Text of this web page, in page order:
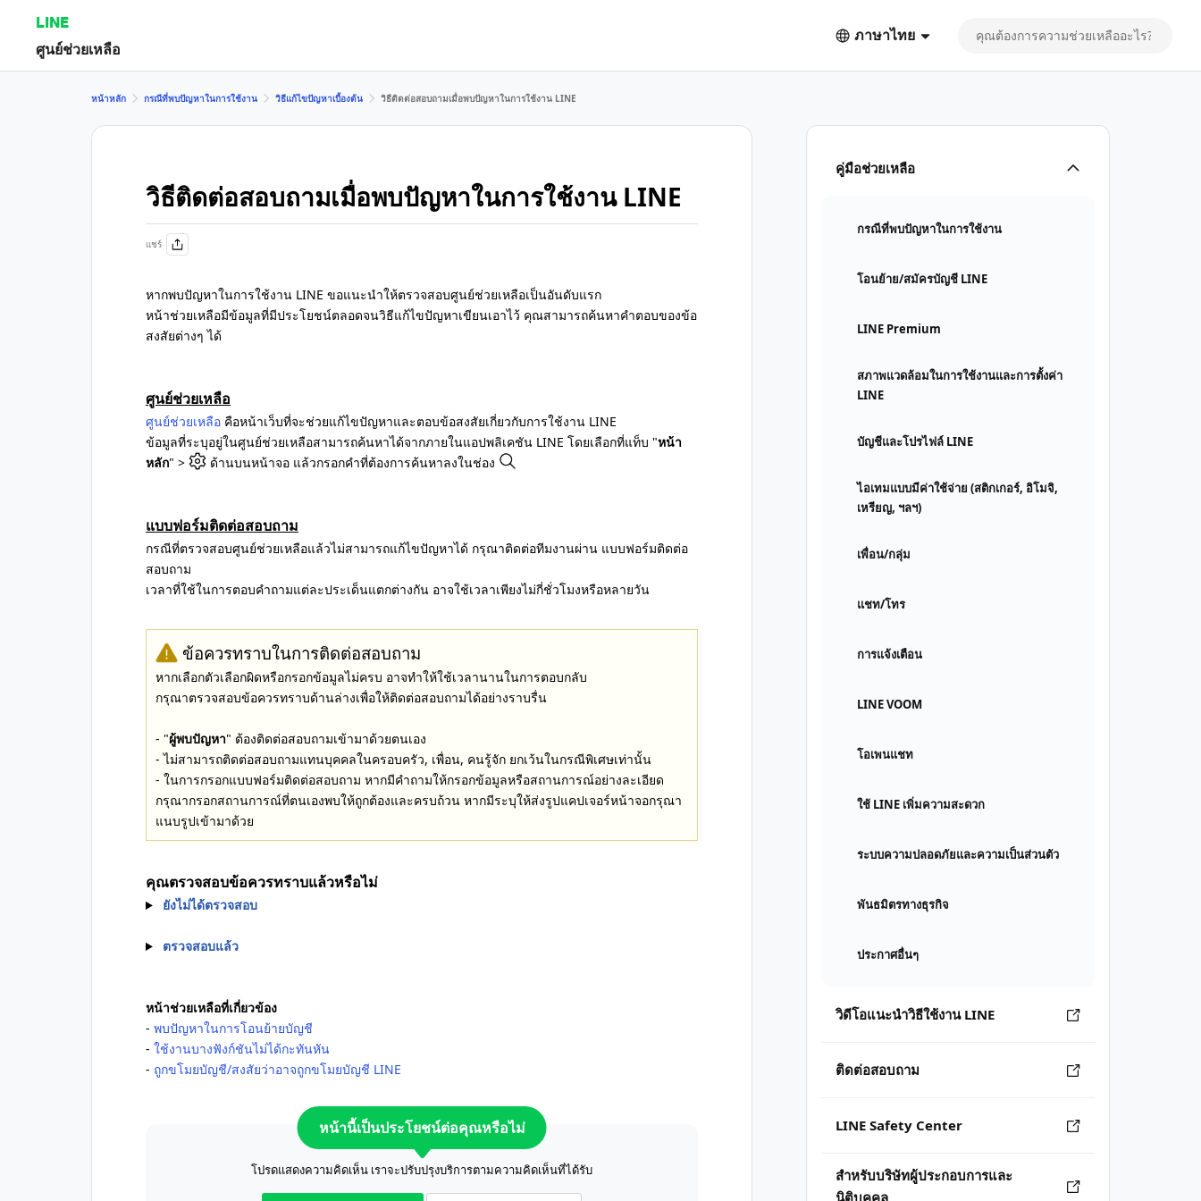
LINE
ศูนย์ช่วยเหลือ
ภาษาไทย
คู่มือช่วยเหลือ
กรณีที่พบปัญหาในการใช้งาน
โอนย้าย/สมัครบัญชี LINE
LINE Premium
สภาพแวดล้อมในการใช้งานและการตั้งค่า
LINE
บัญชีและโปรไฟล์ LINE
ไอเทมแบบมีค่าใช้จ่าย (สติกเกอร์, อิโมจิ,
เหรียญ, ฯลฯ)
เพื่อน/กลุ่ม
แชท/โทร
การแจ้งเตือน
LINE VOOM
โอเพนแชท
ใช้ LINE เพิ่มความสะดวก
ระบบความปลอดภัยและความเป็นส่วนตัว
พันธมิตรทางธุรกิจ
ประกาศอื่นๆ
วิดีโอแนะนำวิธีใช้งาน LINE
ติดต่อสอบถาม
LINE Safety Center
สำหรับบริษัทผู้ประกอบการและ
นิติบุคคล
หน้าหลัก กรณีที่พบปัญหาในการใช้งาน วิธีแก้ไขปัญหาเบื้องต้น วิธีติดต่อสอบถามเมื่อพบปัญหาในการใช้งาน LINE
วิธีติดต่อสอบถามเมื่อพบปัญหาในการใช้งาน LINE
แชร์
หากพบปัญหาในการใช้งาน LINE ขอแนะนำให้ตรวจสอบศูนย์ช่วยเหลือเป็นอันดับแรก
หน้าช่วยเหลือมีข้อมูลที่มีประโยชน์ตลอดจนวิธีแก้ไขปัญหาเขียนเอาไว้ คุณสามารถค้นหาคำตอบของข้อ
สงสัยต่างๆ ได้
ศูนย์ช่วยเหลือ
ศูนย์ช่วยเหลือ คือหน้าเว็บที่จะช่วยแก้ไขปัญหาและตอบข้อสงสัยเกี่ยวกับการใช้งาน LINE
ข้อมูลที่ระบุอยู่ในศูนย์ช่วยเหลือสามารถค้นหาได้จากภายในแอปพลิเคชัน LINE โดยเลือกที่แท็บ "หน้า
หลัก" > ด้านบนหน้าจอ แล้วกรอกคำที่ต้องการค้นหาลงในช่อง
แบบฟอร์มติดต่อสอบถาม
กรณีที่ตรวจสอบศูนย์ช่วยเหลือแล้วไม่สามารถแก้ไขปัญหาได้ กรุณาติดต่อทีมงานผ่าน แบบฟอร์มติดต่อ
สอบถาม
เวลาที่ใช้ในการตอบคำถามแต่ละประเด็นแตกต่างกัน อาจใช้เวลาเพียงไม่กี่ชั่วโมงหรือหลายวัน
ข้อควรทราบในการติดต่อสอบถาม
หากเลือกตัวเลือกผิดหรือกรอกข้อมูลไม่ครบ อาจทำให้ใช้เวลานานในการตอบกลับ
กรุณาตรวจสอบข้อควรทราบด้านล่างเพื่อให้ติดต่อสอบถามได้อย่างราบรื่น
- "ผู้พบปัญหา" ต้องติดต่อสอบถามเข้ามาด้วยตนเอง
- ไม่สามารถติดต่อสอบถามแทนบุคคลในครอบครัว, เพื่อน, คนรู้จัก ยกเว้นในกรณีพิเศษเท่านั้น
- ในการกรอกแบบฟอร์มติดต่อสอบถาม หากมีคำถามให้กรอกข้อมูลหรือสถานการณ์อย่างละเอียด
กรุณากรอกสถานการณ์ที่ตนเองพบให้ถูกต้องและครบถ้วน หากมีระบุให้ส่งรูปแคปเจอร์หน้าจอกรุณา
แนบรูปเข้ามาด้วย
คุณตรวจสอบข้อควรทราบแล้วหรือไม่
ยังไม่ได้ตรวจสอบ
ตรวจสอบแล้ว
หน้าช่วยเหลือที่เกี่ยวข้อง
- พบปัญหาในการโอนย้ายบัญชี
- ใช้งานบางฟังก์ชันไม่ได้กะทันหัน
- ถูกขโมยบัญชี/สงสัยว่าอาจถูกขโมยบัญชี LINE
หน้านี้เป็นประโยชน์ต่อคุณหรือไม่
โปรดแสดงความคิดเห็น เราจะปรับปรุงบริการตามความคิดเห็นที่ได้รับ